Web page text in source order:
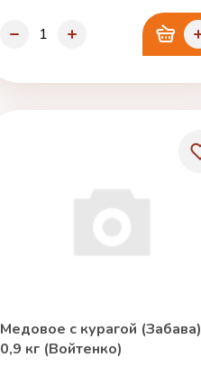
Медовое с курагой (Забава)
0,9 кг (Войтенко)